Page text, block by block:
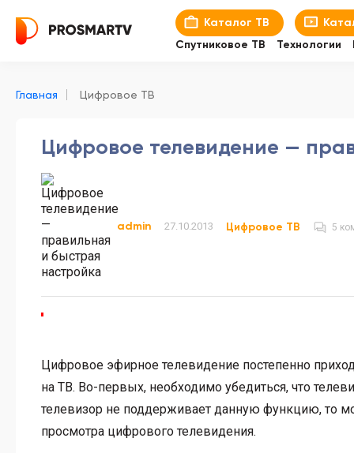
Каталог ТВ
Спутниковое ТВ
Технологии
Главная Цифровое ТВ
Цифровое телевидение —
admin 27.10.2013 Цифровое ТВ 5
Цифровое эфирное телевидение постепенно
на ТВ. Во-первых, необходимо убедиться, что
телевизор не поддерживает данную функцию, то
просмотра цифрового телевидения.